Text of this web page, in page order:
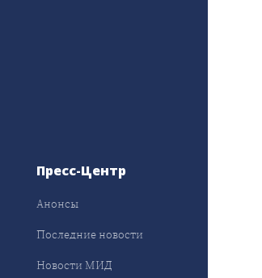
Пресс-Центр
Анонсы
Последние новости
Новости МИД